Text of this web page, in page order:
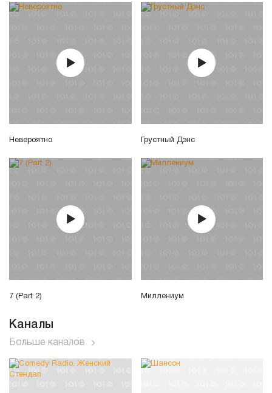
Невероятно Грустный Дэнс
7 (Part 2) Миллениум
Каналы
Больше каналов